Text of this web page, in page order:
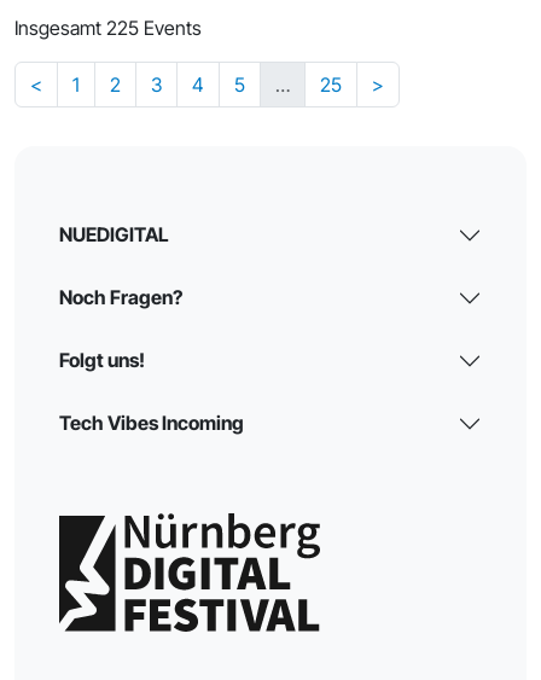
Insgesamt 225 Events
< 1 2 3 4 5 … 25 >
NUEDIGITAL
Noch Fragen?
Folgt uns!
Tech Vibes Incoming